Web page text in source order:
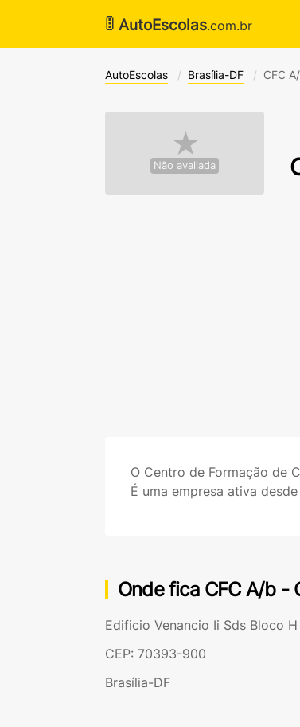
🚦 AutoEscolas.com.br
AutoEscolas Brasília-DF CFC
★
Não avaliada
O Centro de Formação de
É uma empresa ativa
Onde fica CFC A/b -
Edificio Venancio Ii Sds Bloco
CEP: 70393-900
Brasília-DF